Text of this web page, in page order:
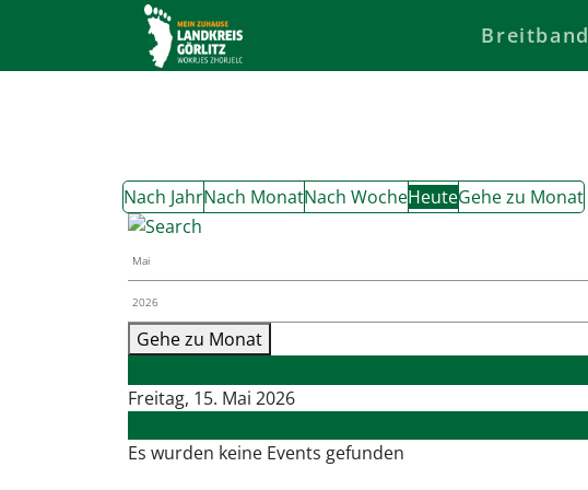
Breitband
Nach JahrNach MonatNach WocheHeuteGehe zu Monat
Gehe zu Monat
Freitag, 15. Mai 2026
Es wurden keine Events gefunden